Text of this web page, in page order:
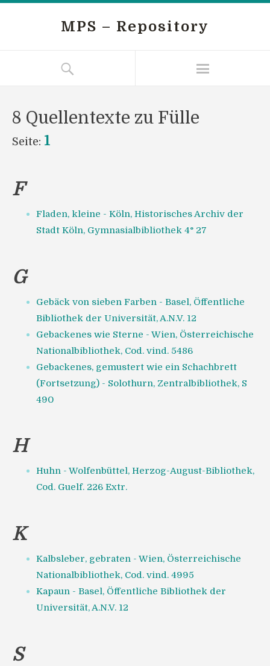
MPS – Repository
8 Quellentexte zu Fülle
Seite: 1
F
Fladen, kleine - Köln, Historisches Archiv der
Stadt Köln, Gymnasialbibliothek 4° 27
G
Gebäck von sieben Farben - Basel, Öffentliche
Bibliothek der Universität, A.N.V. 12
Gebackenes wie Sterne - Wien, Österreichische
Nationalbibliothek, Cod. vind. 5486
Gebackenes, gemustert wie ein Schachbrett
(Fortsetzung) - Solothurn, Zentralbibliothek, S
490
H
Huhn - Wolfenbüttel, Herzog-August-Bibliothek,
Cod. Guelf. 226 Extr.
K
Kalbsleber, gebraten - Wien, Österreichische
Nationalbibliothek, Cod. vind. 4995
Kapaun - Basel, Öffentliche Bibliothek der
Universität, A.N.V. 12
S